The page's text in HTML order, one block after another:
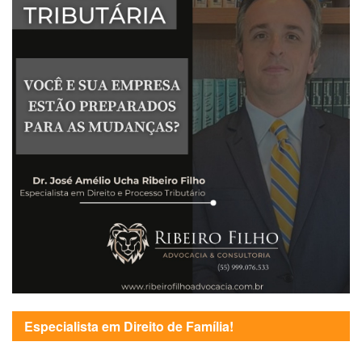
Especialista em Direito de Família!